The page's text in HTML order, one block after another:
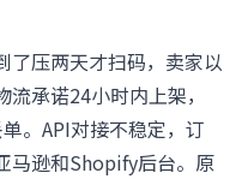
了压两天才扫码，卖家以
承诺24小时内上架，
。API对接不稳定，订
马逊和Shopify后台。原